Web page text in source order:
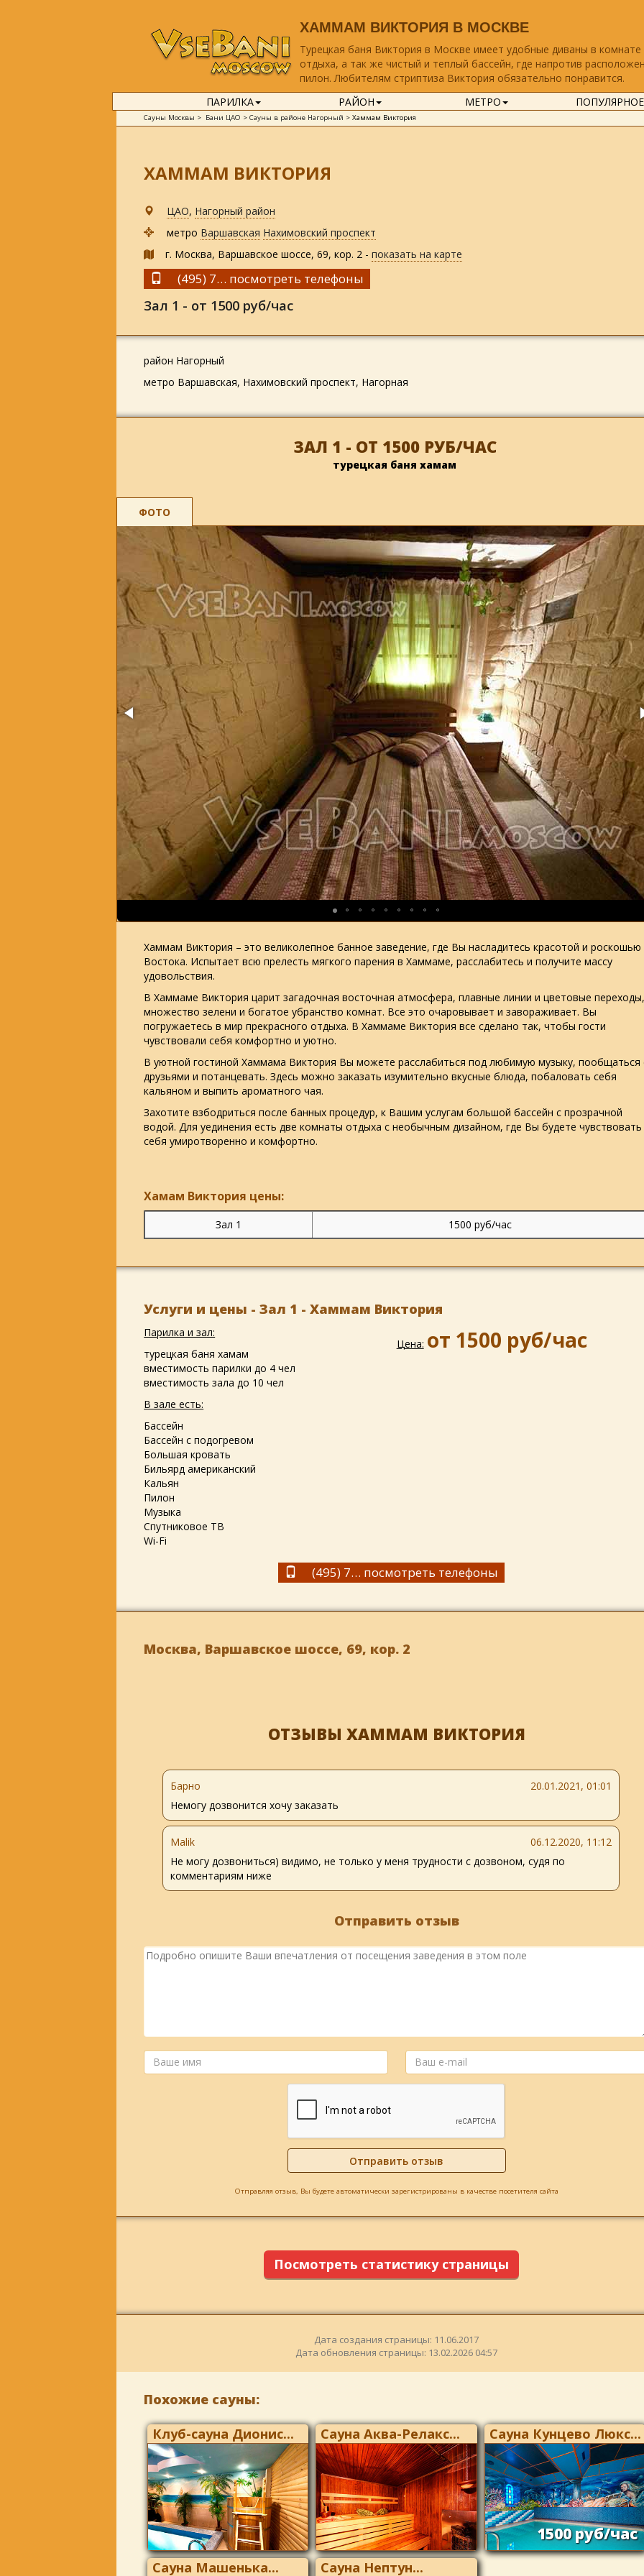
ХАММАМ ВИКТОРИЯ В МОСКВЕ
Турецкая баня Виктория в Москве имеет удобные диваны в комнате
отдыха, а так же чистый и теплый бассейн, где напротив
пилон. Любителям стриптиза Виктория обязательно понравится.
ПАРИЛКА
РАЙОН МЕТРО ПОПУЛЯРНОЕ
Сауны Москвы > Бани ЦАО >Сауны в районе Нагорный >Хаммам Виктория
ХАММАМ ВИКТОРИЯ
ЦАО, Нагорный район
метро Варшавская Нахимовский проспект
г. Москва, Варшавское шоссе, 69, кор. 2 -показать на карте
(495) 774-49-00, (499) 794-21-09
посмотреть телефоны
Зал 1 - от 1500 руб/час
район Нагорный
метро Варшавская, Нахимовский проспект, Нагорная
ЗАЛ 1 - ОТ 1500 РУБ/ЧАС
турецкая баня хамам
ФОТО
Хаммам Виктория – это великолепное банное заведение, где Вы насладитесь красотой и роскошью
Востока. Испытает всю прелесть мягкого парения в Хаммаме, расслабитесь и получите массу
удовольствия.
В Хаммаме Виктория царит загадочная восточная атмосфера, плавные линии и цветовые
множество зелени и богатое убранство комнат. Все это очаровывает и завораживает. Вы
погружаетесь в мир прекрасного отдыха. В Хаммаме Виктория все сделано так, чтобы гости
чувствовали себя комфортно и уютно.
В уютной гостиной Хаммама Виктория Вы можете расслабиться под любимую музыку, пообщаться
друзьями и потанцевать. Здесь можно заказать изумительно вкусные блюда, побаловать себя
кальяном и выпить ароматного чая.
Захотите взбодриться после банных процедур, к Вашим услугам большой бассейн с прозрачной
водой. Для уединения есть две комнаты отдыха с необычным дизайном, где Вы будете чувствовать
себя умиротворенно и комфортно.
Хамам Виктория цены:
Зал 1 1500 руб/час
Услуги и цены - Зал 1 - Хаммам Виктория
Парилка и зал:
турецкая баня хамам
вместимость парилки до 4 чел
вместимость зала до 10 чел
В зале есть:
Бассейн
Бассейн с подогревом
Большая кровать
Бильярд американский
Кальян
Пилон
Музыка
Спутниковое ТВ
Wi-Fi
Цена: от 1500 руб/час
(495) 774-49-00, (499) 794-21-09
посмотреть телефоны
Москва, Варшавское шоссе, 69, кор. 2
ОТЗЫВЫ ХАММАМ ВИКТОРИЯ
Барно
20.01.2021, 01:01
Немогу дозвонится хочу заказать
Malik
06.12.2020, 11:12
Не могу дозвониться) видимо, не только у меня трудности с дозвоном, судя по
комментариям ниже
Отправить отзыв
Отправляя отзыв, Вы будете автоматически зарегистрированы в качестве посетителя сайта
Посмотреть статистику страницы
Дата создания страницы: 11.06.2017
Дата обновления страницы: 13.02.2026 04:57
Похожие сауны:
Клуб-сауна Дионис...
Сауна Аква-Релакс... Сауна Кунцево Люкс...
1500 руб/час
Сауна Машенька... Сауна Нептун...